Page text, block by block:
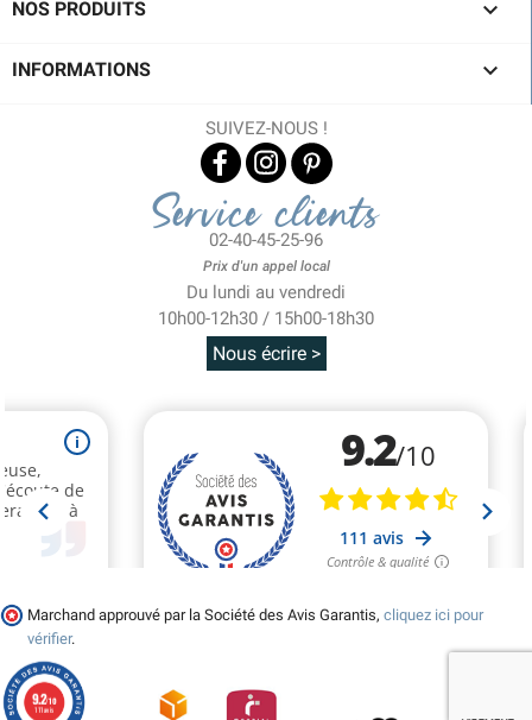
NOS PRODUITS 
INFORMATIONS 
SUIVEZ-NOUS !
Service clients
02-40-45-25-96
Prix d'un appel local
Du lundi au vendredi
10h00-12h30 / 15h00-18h30
Nous écrire >
Marchand approuvé par la Société des Avis Garantis, cliquez ici pour
vérifier.
9.2/10
111 avis